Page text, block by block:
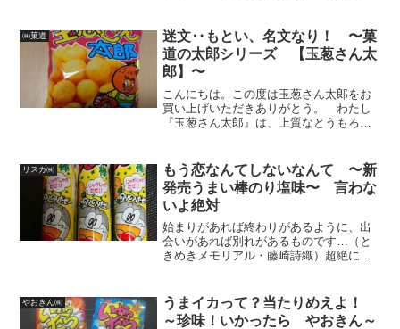
て恐怖政治は間違いなくこの王様なら行
わないでしょう！むしろ大...
㈱菓道
迷文‥もとい、名文なり！ 〜菓
道の太郎シリーズ 【玉葱さん太
郎】〜
こんにちは。この度は玉葱さん太郎をお
買い上げいただきありがとう。 わたし
『玉葱さん太郎』は、上質なとうもろこ
す。もりもり食べて、もりもり勉強し
た‥‥。先生‥‥「大変よくな...
リスカ㈱
もう恋なんてしないなんて 〜新
発売うまい棒のり塩味〜 言わな
いよ絶対
始まりがあれば終わりがあるように、出
会いがあれば別れがあるものです…（と
きめきメモリアル・藤崎詩織）超絶にど
ー味なんですね。ですが、近所でも購買
する事ができ、毎日食べて...
やおきん㈱
うまイカって？当たりめえよ！
～珍味！いかったら やおきん～